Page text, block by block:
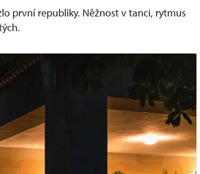
první republiky. Něžnost v tanci, rytmus